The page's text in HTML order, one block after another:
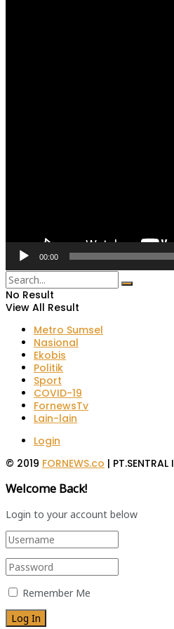
00:00
No Result
View All Result
Metro Sumsel
Nasional
Ekobis
Politik
Sport
COVID-19
FornewsTv
Lain-lain
Login
© 2019 FORNEWS.co | PT.SENTRAL
Welcome Back!
Login to your account below
Remember Me